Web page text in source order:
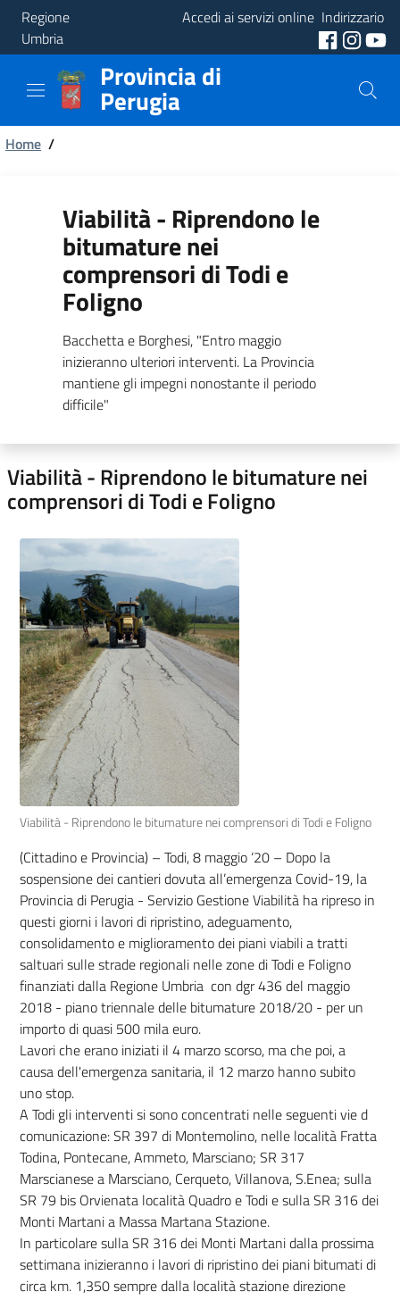
Regione
Umbria
Accedi ai servizi online Indirizzario
Provincia
Aree
Tematiche
Provincia di
Perugia
Briciole
pane
Home /
Viabilità - Riprendono le
bitumature nei
comprensori di Todi e
Foligno
Bacchetta e Borghesi, "Entro maggio
inizieranno ulteriori interventi. La Provincia
mantiene gli impegni nonostante il periodo
difficile"
Viabilità - Riprendono le bitumature nei
comprensori di Todi e Foligno
Viabilità - Riprendono le bitumature nei comprensori di Todi e Foligno
(Cittadino e Provincia) – Todi, 8 maggio ‘20 – Dopo la
sospensione dei cantieri dovuta all’emergenza Covid-19, la
Provincia di Perugia - Servizio Gestione Viabilità ha ripreso in
questi giorni i lavori di ripristino, adeguamento,
consolidamento e miglioramento dei piani viabili a tratti
saltuari sulle strade regionali nelle zone di Todi e Foligno
finanziati dalla Regione Umbria con dgr 436 del maggio
2018 - piano triennale delle bitumature 2018/20 - per un
importo di quasi 500 mila euro.
Lavori che erano iniziati il 4 marzo scorso, ma che poi, a
causa dell'emergenza sanitaria, il 12 marzo hanno subito
uno stop.
A Todi gli interventi si sono concentrati nelle seguenti vie d
comunicazione: SR 397 di Montemolino, nelle località Fratta
Todina, Pontecane, Ammeto, Marsciano; SR 317
Marscianese a Marsciano, Cerqueto, Villanova, S.Enea; sulla
SR 79 bis Orvienata località Quadro e Todi e sulla SR 316 dei
Monti Martani a Massa Martana Stazione.
In particolare sulla SR 316 dei Monti Martani dalla prossima
settimana inizieranno i lavori di ripristino dei piani bitumati di
circa km. 1,350 sempre dalla località stazione direzione